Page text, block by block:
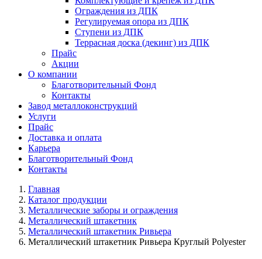
Ограждения из ДПК
Регулируемая опора из ДПК
Ступени из ДПК
Террасная доска (декинг) из ДПК
Прайс
Акции
О компании
Благотворительный Фонд
Контакты
Завод металлоконструкций
Услуги
Прайс
Доставка и оплата
Карьера
Благотворительный Фонд
Контакты
Главная
Каталог продукции
Металлические заборы и ограждения
Металлический штакетник
Металлический штакетник Ривьера
Металлический штакетник Ривьера Круглый Polyester